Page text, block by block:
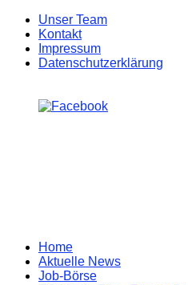
Unser Team
Kontakt
Impressum
Datenschutzerklärung
Zum
Inhalt
springen
Home
Aktuelle News
Job-Börse